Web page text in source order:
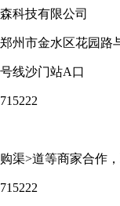
科技有限公司
州市金水区花园路
线沙门站A口
渠>道等商家合作